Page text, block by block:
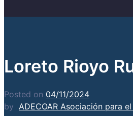
Loreto Rioyo
Posted on 04/11/2024
by ADECOAR Asociación para